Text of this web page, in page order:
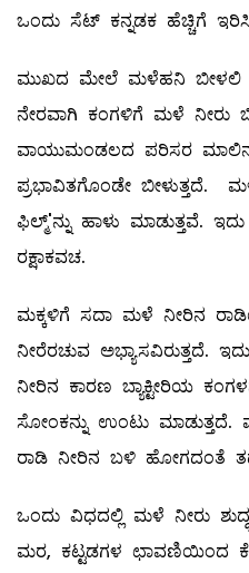
ಒಂದು ಸೆಟ್‌ ಕನ್ನಡಕ ಹೆಚ್ಚಿಗೆ
ಮುಖದ ಮೇಲೆ ಮಳೆಹನಿ ಬೀಳಲಿ
ನೇರವಾಗಿ ಕಂಗಳಿಗೆ ಮಳೆ ನೀರು
ವಾಯುಮಂಡಲದ ಪರಿಸರ
ಪ್ರಭಾವಿತಗೊಂಡೇ
ಫಿಲ್ಮ್'ನ್ನು ಹಾಳು ಮಾಡುತ್ತವೆ.
ರಕ್ಷಾಕವಚ.
ಮಕ್ಕಳಿಗೆ ಸದಾ ಮಳೆ ನೀರಿನ
ನೀರೆರಚುವ ಅಭ್ಯಾಸವಿರುತ್ತದೆ.
ನೀರಿನ ಕಾರಣ ಬ್ಯಾಕ್ಟೀರಿಯ
ಸೋಂಕನ್ನು ಉಂಟು
ರಾಡಿ ನೀರಿನ ಬಳಿ ಹೋಗದಂತೆ
ಒಂದು ವಿಧದಲ್ಲಿ ಮಳೆ ನೀರು
ಮರ, ಕಟ್ಟಡಗಳ ಛಾವಣಿಯಿಂದ